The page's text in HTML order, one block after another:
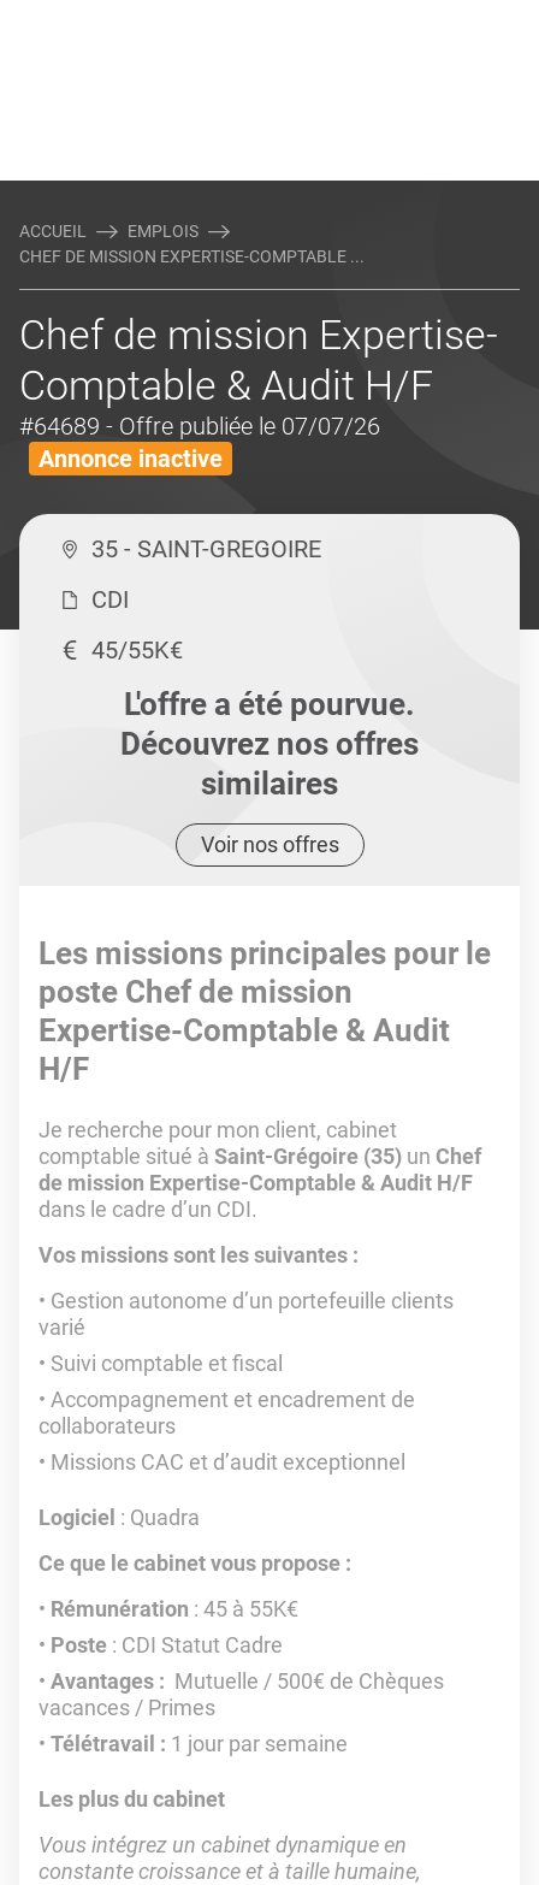
ACCUEIL
EMPLOIS
CHEF DE MISSION EXPERTISE-COMPTABLE ...
Chef de mission Expertise-
Comptable & Audit H/F
#64689 - Offre publiée le 07/07/26
Annonce inactive
35 - SAINT-GREGOIRE
CDI
45/55K€
L'offre a été pourvue.
Découvrez nos offres
similaires
Voir nos offres
Les missions principales pour le
poste Chef de mission
Expertise-Comptable & Audit
H/F
Je recherche pour mon client, cabinet
comptable situé à Saint-Grégoire (35) un Chef
de mission Expertise-Comptable & Audit H/F
dans le cadre d’un CDI.
Vos missions sont les suivantes :
Gestion autonome d’un portefeuille clients
varié
Suivi comptable et fiscal
Accompagnement et encadrement de
collaborateurs
Missions CAC et d’audit exceptionnel
Logiciel : Quadra
Ce que le cabinet vous propose :
Rémunération : 45 à 55K€
Poste : CDI Statut Cadre
Avantages : Mutuelle / 500€ de Chèques
vacances / Primes
Télétravail : 1 jour par semaine
Les plus du cabinet
Vous intégrez un cabinet dynamique en
constante croissance et à taille humaine,